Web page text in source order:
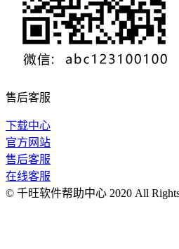
售后客服
下载中心
官方网站
售后客服
在线客服
© 千旺软件帮助中心 2020 All Rights